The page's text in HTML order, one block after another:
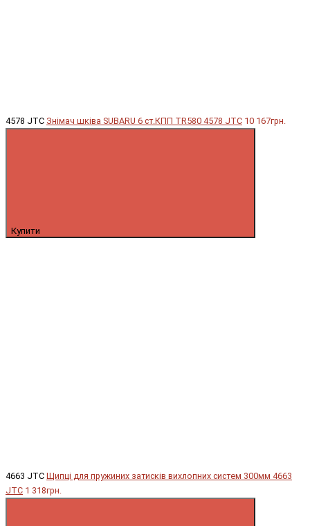
4578 JTC Знімач шківа SUBARU 6 ст.КПП TR580 4578 JTC 10 167грн.
Купити
4663 JTC Щипці для пружиних затисків вихлопних систем 300мм 4663
JTC 1 318грн.